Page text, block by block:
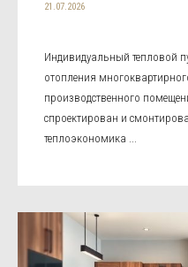
21.07.2026
Индивидуальный тепловой
отопления
производственного
спроектирован и
теплоэкономика ...